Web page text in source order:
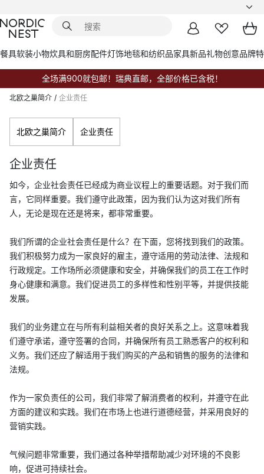
餐具软装小物炊具和厨房配件灯饰地毯和纺织品家具新品礼物创意品牌
全场满900就包邮！瑞典直邮，全部价格已含税！
北欧之巢简介 / 企业责任
北欧之巢简介 企业责任
企业责任
如今，企业社会责任已经成为商业议程上的重要话题。对于我们而
言，它同样重要。我们遵守此政策，因为我们认为这对我们所有
人，无论是现在还是将来，都非常重要。
我们所谓的企业社会责任是什么？在下面，您将找到我们的政策。
我们积极努力成为一家良好的雇主，遵守适用的劳动法律、法规和
行政规定。工作场所必须健康和安全，并确保我们的员工在工作时
身心健康和满意。我们促进员工的多样性和性别平等，并提供技能
发展。
我们的业务建立在与所有利益相关者的良好关系之上。这意味着我
们遵守承诺，遵守签署的合同，并确保所有员工熟悉客户的权利和
义务。我们还应了解适用于我们购买的产品和销售的服务的法律和
法规。
作为一家负责任的公司，我们非常了解消费者的权利，并遵守在此
方面的建议和实践。我们在市场上也进行道德经营，并采用良好的
营销实践。
气候问题非常重要，我们通过各种举措帮助减少对环境的不良影
响，促进可持续社会。